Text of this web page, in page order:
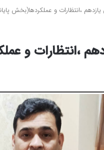
،انتظارات و عملکردها(بخش
،انتظارات و